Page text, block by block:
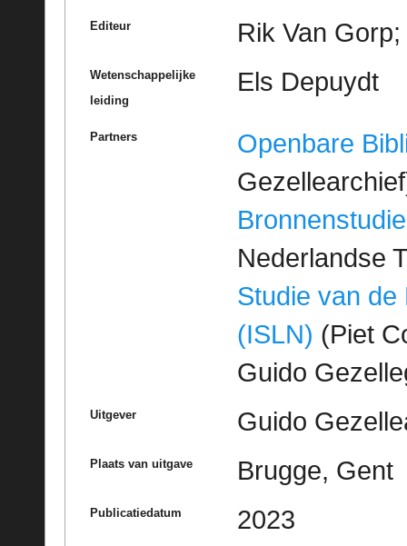
Editeur Rik Van
Wetenschappelijke
leiding
Els Depuydt
Partners
Openbare
Bronnenstudie
Nederlandse
Studie van de
(ISLN) (Piet
Guido
Uitgever Guido
Plaats van uitgave Brugge, Gent
Publicatiedatum 2023